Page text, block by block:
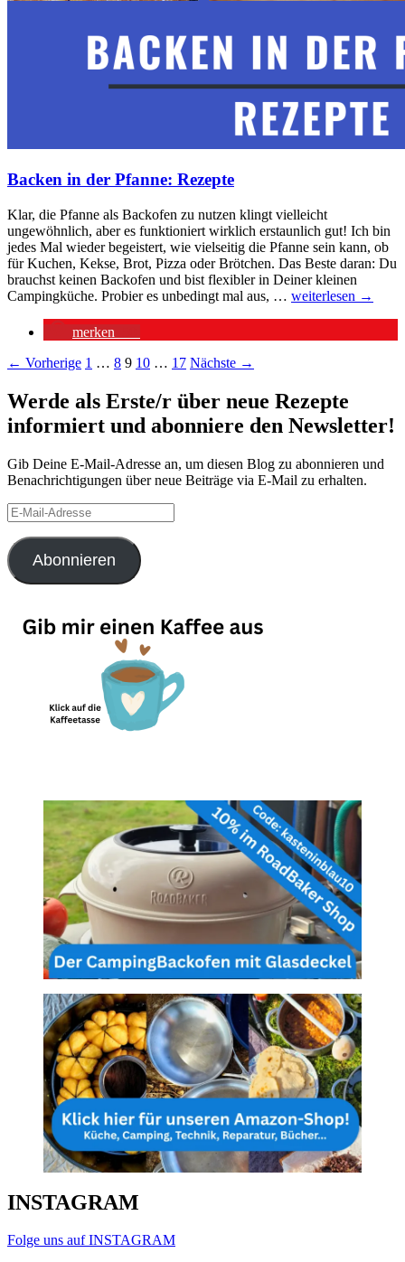
Backen in der Pfanne: Rezepte
Klar, die Pfanne als Backofen zu nutzen klingt vielleicht
ungewöhnlich, aber es funktioniert wirklich erstaunlich gut! Ich bin
jedes Mal wieder begeistert, wie vielseitig die Pfanne sein kann, ob
für Kuchen, Kekse, Brot, Pizza oder Brötchen. Das Beste daran: Du
brauchst keinen Backofen und bist flexibler in Deiner kleinen
Campingküche. Probier es unbedingt mal aus, … Backen
Pfanne:
weiterlesen →
merken
Beitragsnavigation
← Vorherige 1 … 8 9 10 … 17 Nächste →
Werde als Erste/r über neue Rezepte
informiert und abonniere den Newsletter!
Gib Deine E-Mail-Adresse an, um diesen Blog zu abonnieren und
Benachrichtigungen über neue Beiträge via E-Mail zu erhalten.
E-
Mail-
Adresse
Abonnieren
INSTAGRAM
Folge uns auf INSTAGRAM